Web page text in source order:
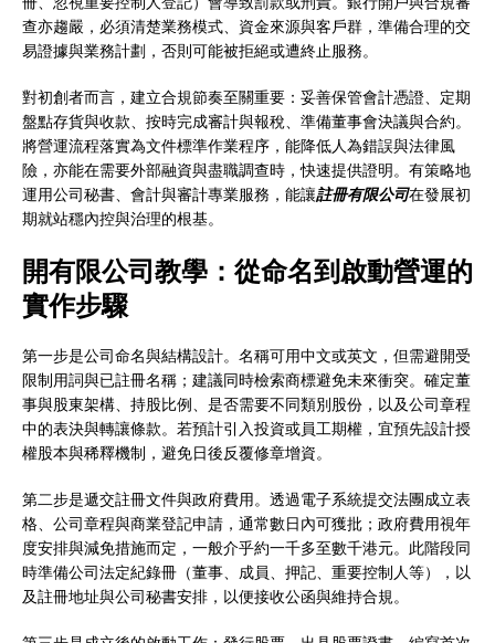
查亦趨嚴，必須清楚業務模式、資金來源與客戶群，準備合理的交
易證據與業務計劃，否則可能被拒絕或遭終止服務。
對初創者而言，建立合規節奏至關重要：妥善保管會計憑證、定期
盤點存貨與收款、按時完成審計與報稅、準備董事會決議與合約。
將營運流程落實為文件標準作業程序，能降低人為錯誤與法律風
險，亦能在需要外部融資與盡職調查時，快速提供證明。有策略地
運用公司秘書、會計與審計專業服務，能讓註冊有限公司在發展初
期就站穩內控與治理的根基。
開有限公司教學：從命名到啟動營運的
實作步驟
第一步是公司命名與結構設計。名稱可用中文或英文，但需避開受
限制用詞與已註冊名稱；建議同時檢索商標避免未來衝突。確定董
事與股東架構、持股比例、是否需要不同類別股份，以及公司章程
中的表決與轉讓條款。若預計引入投資或員工期權，宜預先設計授
權股本與稀釋機制，避免日後反覆修章增資。
第二步是遞交註冊文件與政府費用。透過電子系統提交法團成立表
格、公司章程與商業登記申請，通常數日內可獲批；政府費用視年
度安排與減免措施而定，一般介乎約一千多至數千港元。此階段同
時準備公司法定紀錄冊（董事、成員、押記、重要控制人等），以
及註冊地址與公司秘書安排，以便接收公函與維持合規。